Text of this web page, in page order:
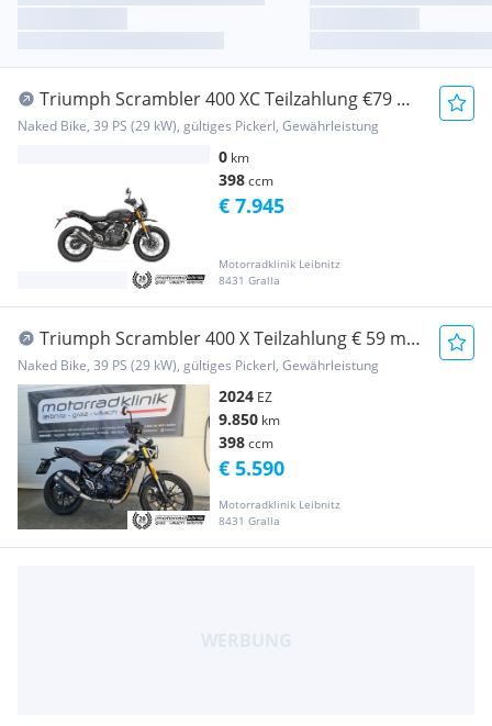
Triumph Scrambler 400 XC Teilzahlung €79 mit
Garantie N...
Naked Bike, 39 PS (29 kW), gültiges Pickerl, Gewährleistung
0 km
398ccm
Motorradklinik Leibnitz
8431 Gralla
€ 7.945
Triumph Scrambler 400 X Teilzahlung € 59 mit
Garantie
Naked Bike, 39 PS (29 kW), gültiges Pickerl, Gewährleistung
2024 EZ
9.850 km
398ccm
Motorradklinik Leibnitz
8431 Gralla
€ 5.590